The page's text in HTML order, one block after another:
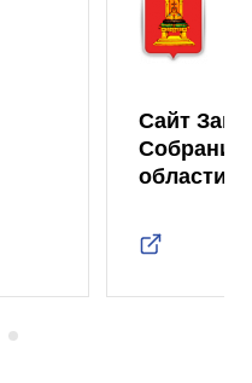
Сайт
Собрания
области